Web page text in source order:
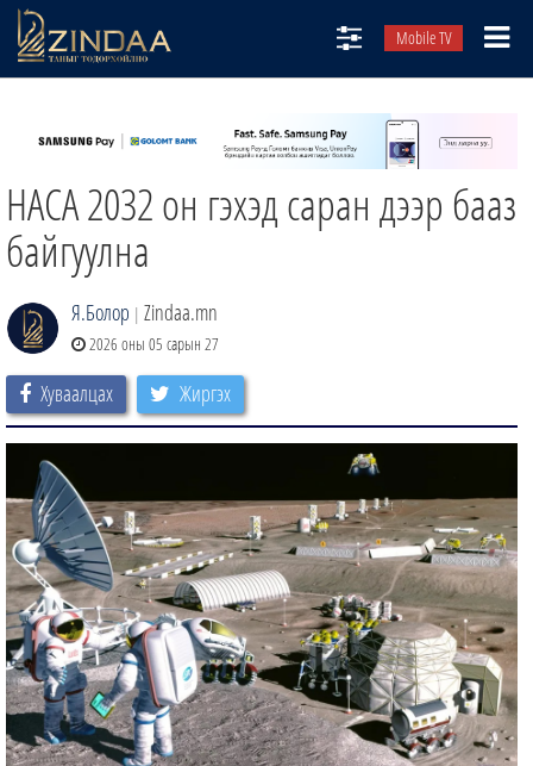
Mobile TV
ТВ8
ӨГЛӨӨНИЙ СОНИН
АУДИО ЗОХИОЛ
ЗИНДАА СЭТГҮҮЛ
НАСА 2032 он гэхэд саран дээр бааз
байгуулна
Я.Болор | Zindaa.mn
2026 оны 05 сарын 27
Хуваалцах Жиргэх